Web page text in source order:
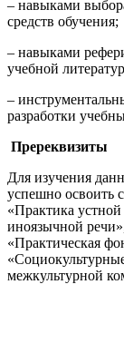
– навыками
средств обучения;
– навыками
учебной
–
разработки
Пререквизиты
Для изучения
успешно освоить
«Практика
иноязычной
«Практическая
межкультурной